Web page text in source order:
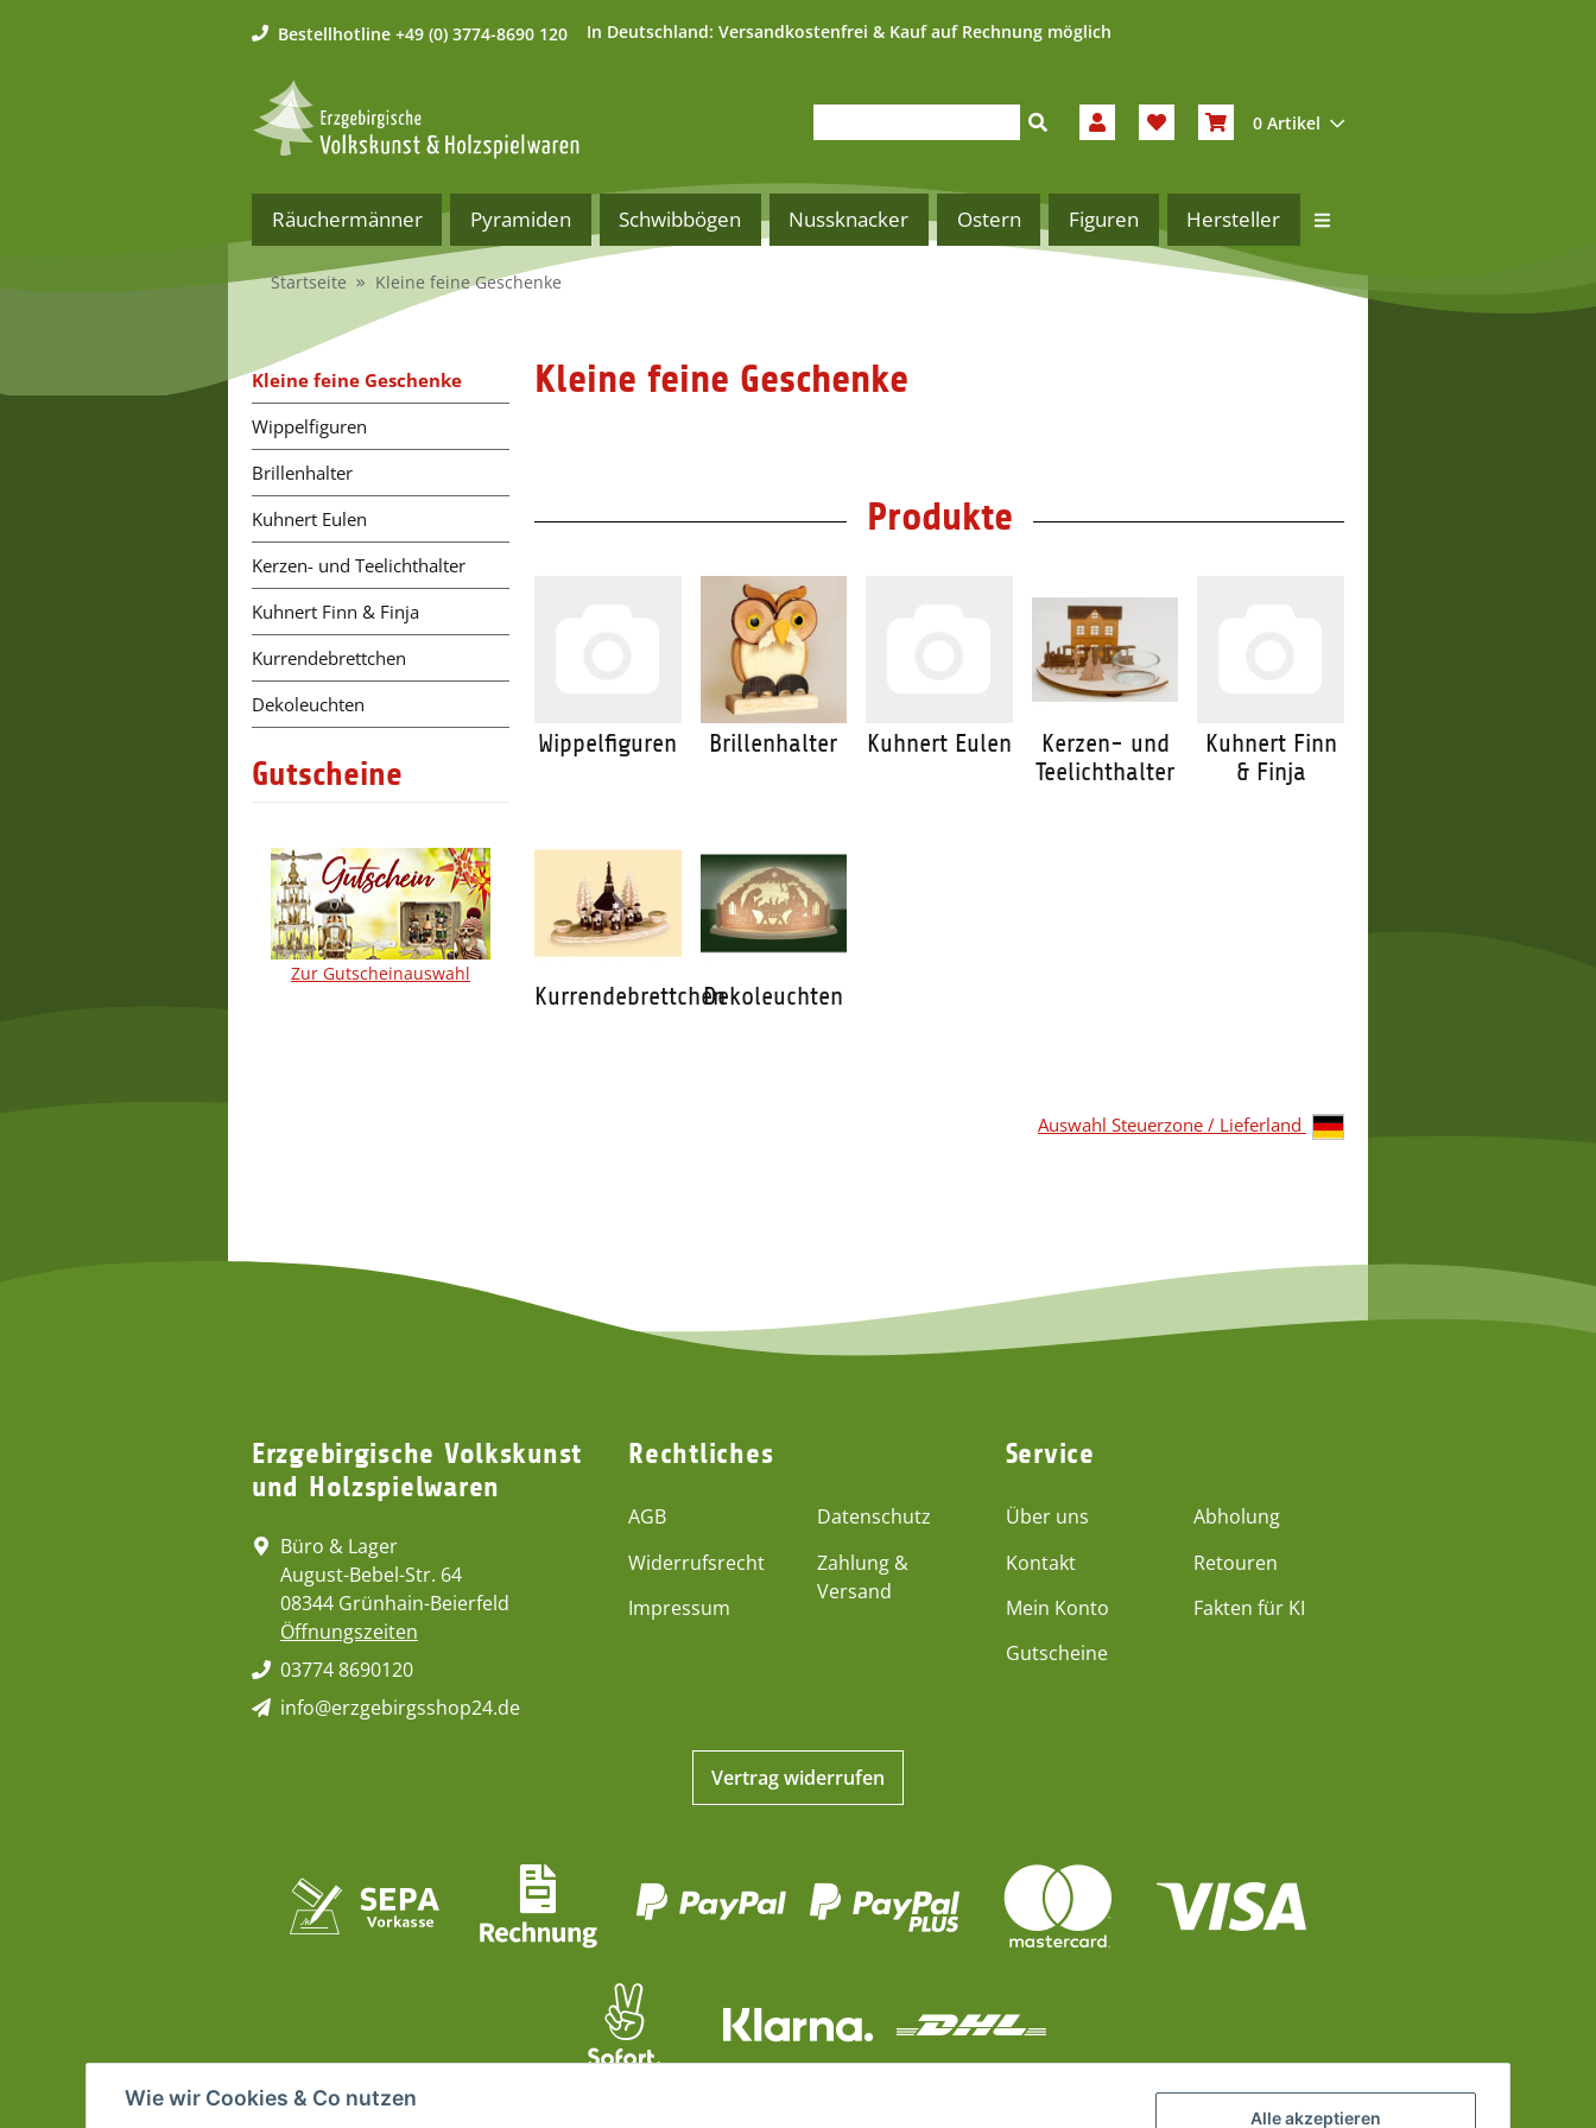
Bestellhotline +49 (0) 3774-8690 120 In Deutschland: Versandkostenfrei & Kauf auf Rechnung möglich
0 Artikel
Räuchermänner Pyramiden Schwibbögen Nussknacker Ostern Figuren Hersteller
Startseite Kleine feine Geschenke
Kleine feine Geschenke
Produkte
Wippelfiguren Brillenhalter Kuhnert Eulen
Kerzen- und
Teelichthalter
Kuhnert Finn
& Finja
KurrendebrettchenDekoleuchten
Kleine feine Geschenke
Wippelfiguren
Brillenhalter
Kuhnert Eulen
Kerzen- und Teelichthalter
Kuhnert Finn & Finja
Kurrendebrettchen
Dekoleuchten
Gutscheine
Zur Gutscheinauswahl
Auswahl Steuerzone / Lieferland
Erzgebirgische Volkskunst
und Holzspielwaren
Büro & Lager
August-Bebel-Str. 64
08344 Grünhain-Beierfeld
Öffnungszeiten
03774 8690120
info@erzgebirgsshop24.de
Rechtliches
AGB
Widerrufsrecht
Impressum
Datenschutz
Zahlung &
Versand
Service
Über uns
Kontakt
Mein Konto
Gutscheine
Abholung
Retouren
Fakten für KI
Vertrag widerrufen
Wie wir Cookies & Co nutzen
Alle akzeptieren